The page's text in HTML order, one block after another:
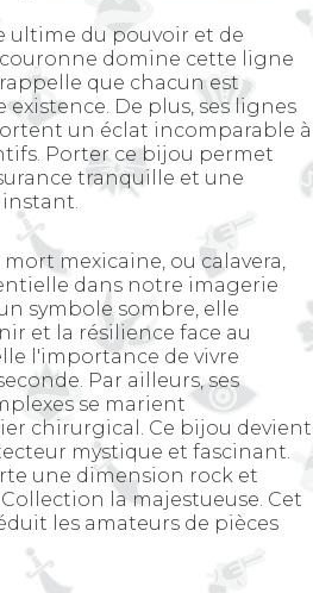
ultime du pouvoir et de
domine cette ligne
que chacun est
existence. De plus, ses lignes
un éclat incomparable à
Porter ce bijou permet
tranquille et une
mort mexicaine, ou calavera,
dans notre imagerie
symbole sombre, elle
et la résilience face au
l'importance de vivre
Par ailleurs, ses
se marient
chirurgical. Ce bijou devient
mystique et fascinant.
une dimension rock et
la majestueuse. Cet
les amateurs de pièces